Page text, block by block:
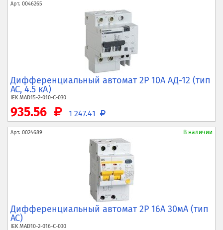
Арт. 0046265
Дифференциальный автомат 2P 10А АД-12 (тип
AC, 4.5 кА)
IEKMAD15-2-010-C-030
935.56 1 247.41
Арт. 0024689 В наличии
Дифференциальный автомат 2P 16A 30мА (тип
АС)
IEKMAD10-2-016-C-030